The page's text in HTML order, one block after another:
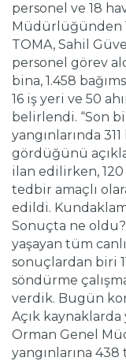
personel ve 18
Müdürlüğünden
TOMA, Sahil
personel görev
bina, 1.458
16 iş yeri ve 50
belirlendi. “Son
yangınlarında
gördüğünü
ilan edilirken,
tedbir amaçlı
edildi.
Sonuçta ne
yaşayan tüm
sonuçlardan biri
söndürme
verdik. Bugün
Açık
Orman Genel
yangınlarına